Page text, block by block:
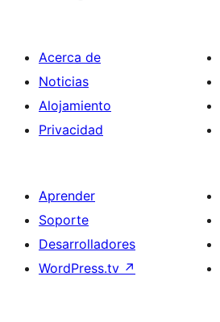
Acerca de
Noticias
Alojamiento
Privacidad
Aprender
Soporte
Desarrolladores
WordPress.tv ↗